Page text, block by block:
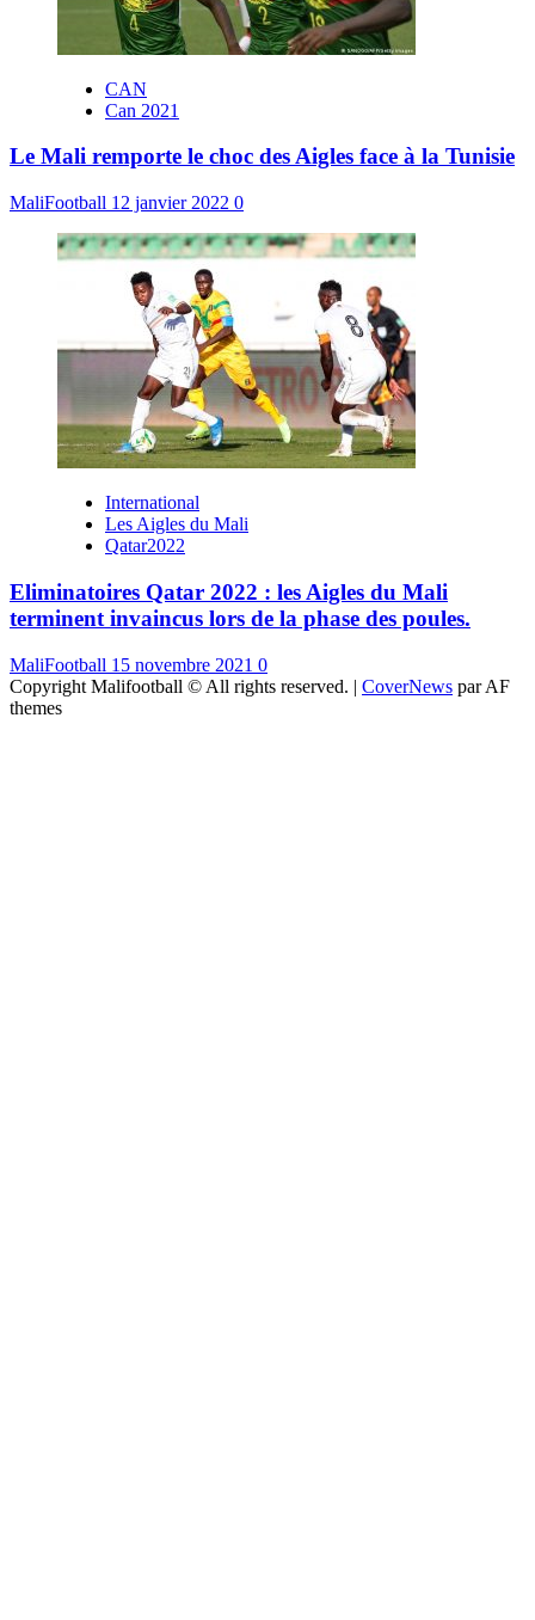
CAN
Can 2021
Le Mali remporte le choc des Aigles face à la Tunisie
MaliFootball 12 janvier 2022 0
International
Les Aigles du Mali
Qatar2022
Eliminatoires Qatar 2022 : les Aigles du Mali
terminent invaincus lors de la phase des poules.
MaliFootball 15 novembre 2021 0
Copyright Malifootball © All rights reserved. | CoverNews par AF
themes